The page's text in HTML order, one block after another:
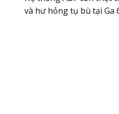
và hư hỏng tụ bù tại Ga